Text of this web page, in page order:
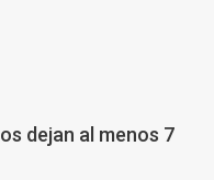
dejan al menos 7